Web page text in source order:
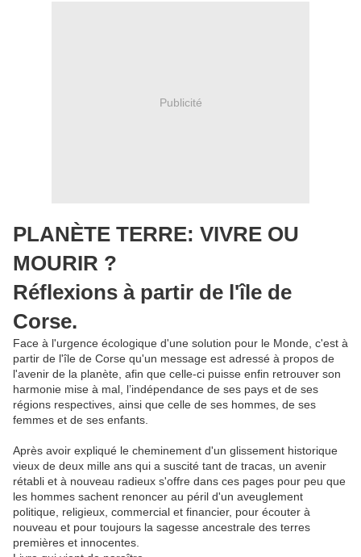
Publicité
PLANÈTE TERRE: VIVRE OU
MOURIR ?
Réflexions à partir de l'île de
Corse.
Face à l'urgence écologique d'une solution pour le Monde, c'est à
partir de l'île de Corse qu'un message est adressé à propos de
l'avenir de la planète, afin que celle-ci puisse enfin retrouver son
harmonie mise à mal, l’indépendance de ses pays et de ses
régions respectives, ainsi que celle de ses hommes, de ses
femmes et de ses enfants.
Après avoir expliqué le cheminement d'un glissement historique
vieux de deux mille ans qui a suscité tant de tracas, un avenir
rétabli et à nouveau radieux s'offre dans ces pages pour peu que
les hommes sachent renoncer au péril d'un aveuglement
politique, religieux, commercial et financier, pour écouter à
nouveau et pour toujours la sagesse ancestrale des terres
premières et innocentes.